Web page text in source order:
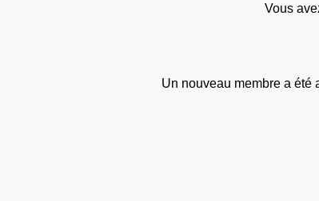
Vous
Un nouveau membre a été